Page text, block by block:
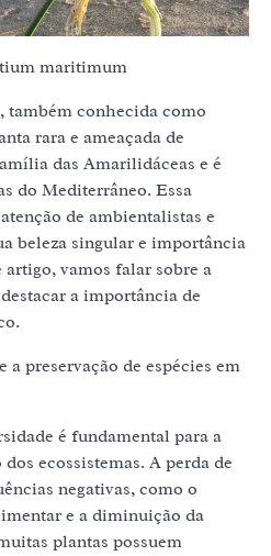
maritimum
conhecida como
rara e ameaçada de
das Amarilidáceas e é
do Mediterrâneo. Essa
de ambientalistas e
beleza singular e importância
artigo, vamos falar sobre a
a importância de
preservação de espécies em
é fundamental para a
ecossistemas. A perda de
negativas, como o
e a diminuição da
plantas possuem